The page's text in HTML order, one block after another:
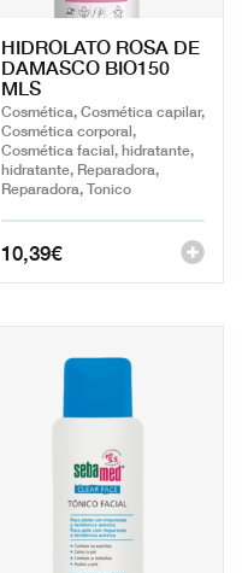
HIDROLATO ROSA DE
DAMASCO BIO150
MLS
Cosmética, Cosmética capilar,
Cosmética corporal,
Cosmética facial, hidratante,
hidratante, Reparadora,
Reparadora, Tonico
10,39€